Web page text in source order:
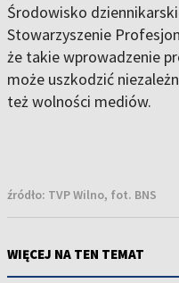
Środowisko
Stowarzyszenie
że takie wprowadzenie
może uszkodzić
też wolności mediów.
źródło: TVP Wilno, fot. BNS
WIĘCEJ NA TEN TEMAT